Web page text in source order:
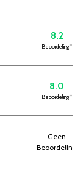
8.2
Beoordeling*
8.0
Beoordeling*
Geen